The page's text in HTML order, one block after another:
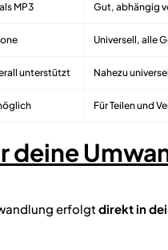
MP3 Gut, abhängig
Universell, alle
unterstützt Nahezu
Für Teilen und
deine
erfolgtdirekt in